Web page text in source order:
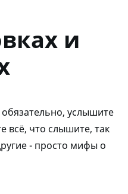
и
обязательно, услышите
всё, что слышите, так
- просто мифы о